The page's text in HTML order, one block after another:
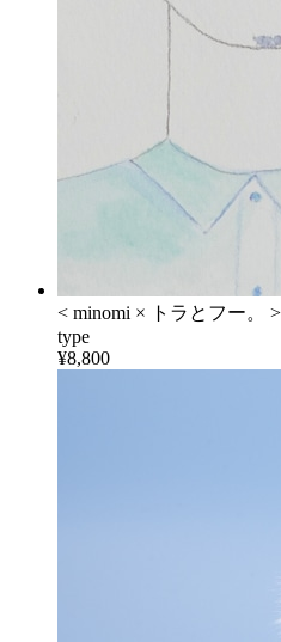
< minomi × トラとフー。
type
¥8,800